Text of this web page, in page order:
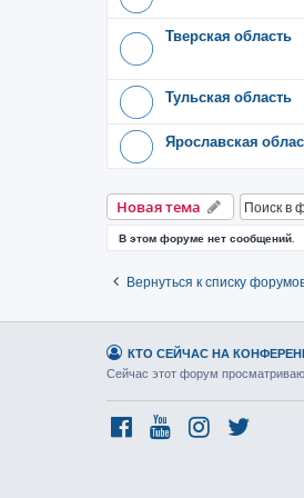
Тверская область
Тульская область
Ярославская
Новая тема
В этом форуме нет сообщений.
Вернуться к списку
КТО СЕЙЧАС НА
Сейчас этот форум